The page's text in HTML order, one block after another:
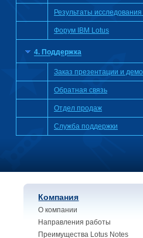
Результаты
Форум IBM Lotus
4. Поддержка
Заказ презентации и
Обратная связь
Отдел продаж
Служба поддержки
Компания
О компании
Направления работы
Преимущества Lotus Notes